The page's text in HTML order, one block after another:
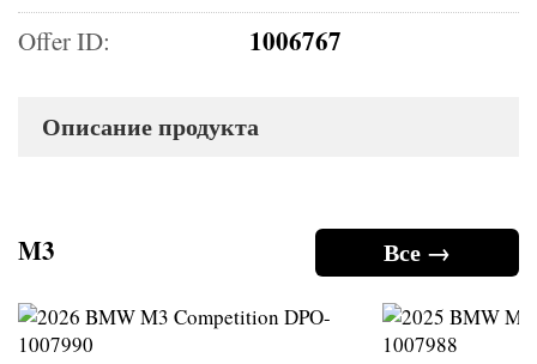
Offer ID: 1006767
Описание продукта
Все →
M3